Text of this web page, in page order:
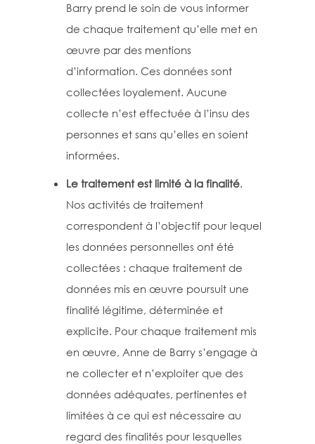
Barry prend le soin de vous informer
de chaque traitement qu’elle met en
œuvre par des mentions
d’information. Ces données sont
collectées loyalement. Aucune
collecte n’est effectuée à l’insu des
personnes et sans qu’elles en soient
informées.
Le traitement est limité à la finalité.
Nos activités de traitement
correspondent à l’objectif pour lequel
les données personnelles ont été
collectées : chaque traitement de
données mis en œuvre poursuit une
finalité légitime, déterminée et
explicite. Pour chaque traitement mis
en œuvre, Anne de Barry s’engage à
ne collecter et n’exploiter que des
données adéquates, pertinentes et
limitées à ce qui est nécessaire au
regard des finalités pour lesquelles